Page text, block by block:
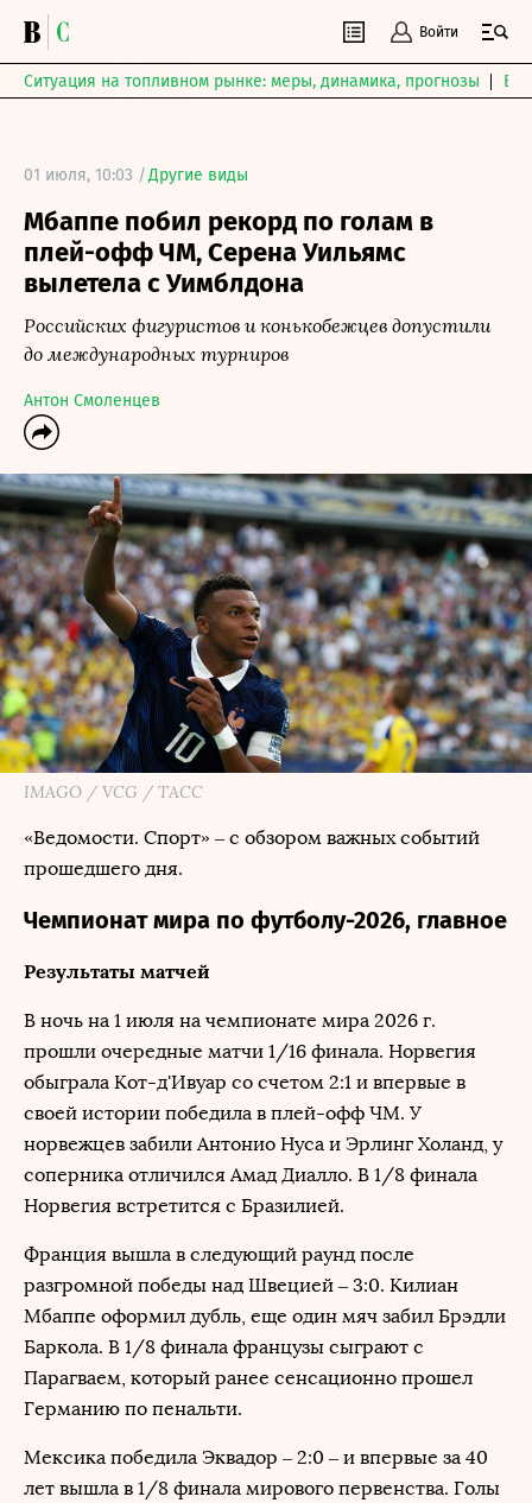
Войти
Ситуация на топливном рынке: меры, динамика, прогнозы
01 июля, 10:03 /Другие виды
Мбаппе побил рекорд по голам в
плей-офф ЧМ, Серена Уильямс
вылетела с Уимблдона
Российских фигуристов и конькобежцев допустили
до международных турниров
Антон Смоленцев
IMAGO / VCG / ТАСС
«Ведомости. Спорт» – с обзором важных событий
прошедшего дня.
Чемпионат мира по футболу-2026, главное
Результаты матчей
В ночь на 1 июля на чемпионате мира 2026 г.
прошли очередные матчи 1/16 финала. Норвегия
обыграла Кот-д'Ивуар со счетом 2:1 и впервые в
своей истории победила в плей-офф ЧМ. У
норвежцев забили Антонио Нуса и Эрлинг Холанд, у
соперника отличился Амад Диалло. В 1/8 финала
Норвегия встретится с Бразилией.
Франция вышла в следующий раунд после
разгромной победы над Швецией – 3:0. Килиан
Мбаппе оформил дубль, еще один мяч забил Брэдли
Баркола. В 1/8 финала французы сыграют с
Парагваем, который ранее сенсационно прошел
Германию по пенальти.
Мексика победила Эквадор – 2:0 – и впервые за 40
лет вышла в 1/8 финала мирового первенства. Голы